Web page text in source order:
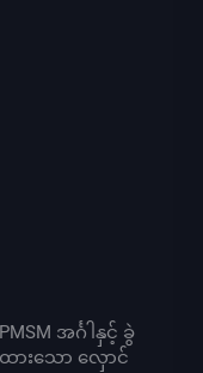
PMSM အင်္ဂါနှင့် ခွဲ
ထားသော လှောင်